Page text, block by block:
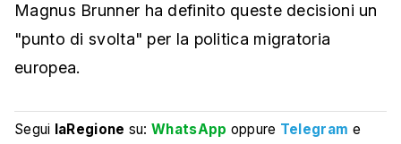
Magnus Brunner ha definito queste decisioni un
"punto di svolta" per la politica migratoria
europea.
Segui laRegione su:WhatsApp oppure Telegram e